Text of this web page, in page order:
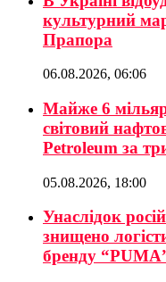
культурний
Прапора
06.08.2026, 06:06
Майже 6
світовий
Petroleum за
05.08.2026, 18:00
Унаслідок
знищено
бренду